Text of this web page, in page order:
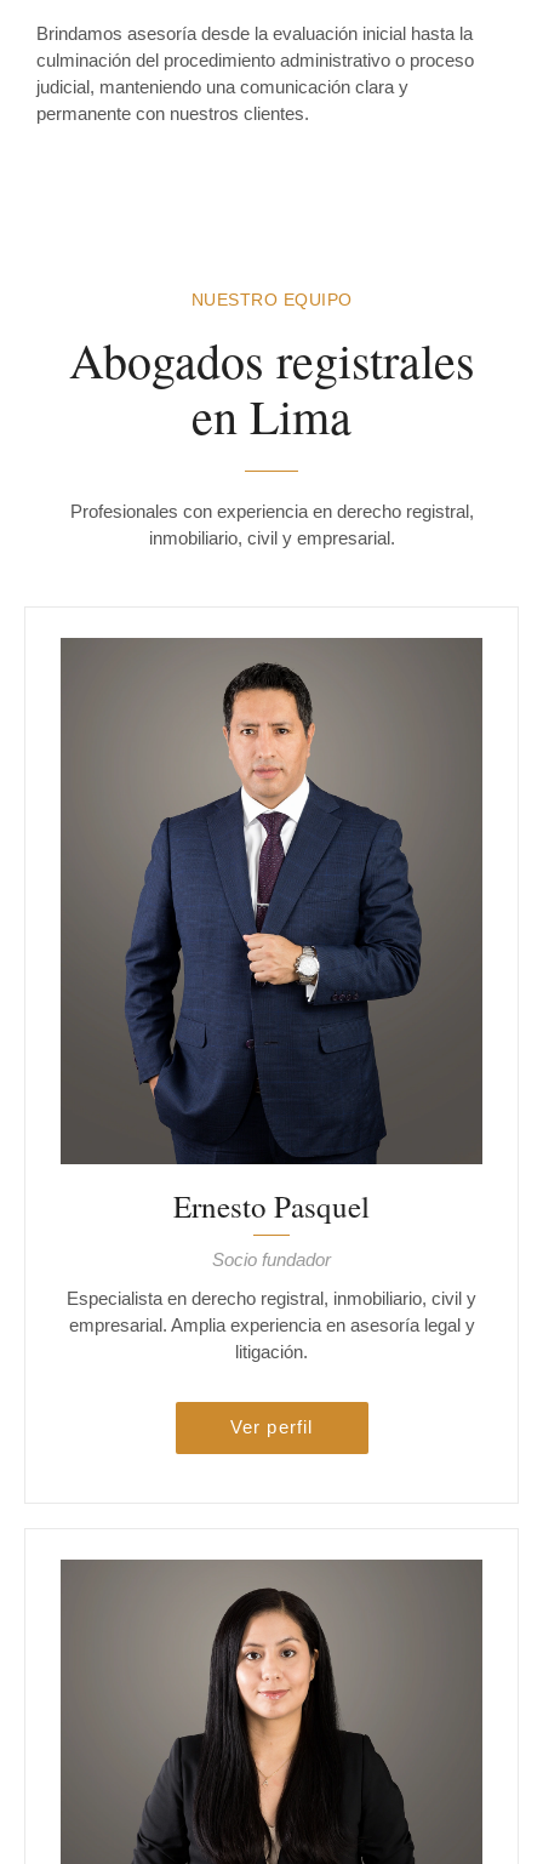
Brindamos asesoría desde la evaluación inicial hasta la
culminación del procedimiento administrativo o proceso
judicial, manteniendo una comunicación clara y
permanente con nuestros clientes.
NUESTRO EQUIPO
Abogados registrales
en Lima
Profesionales con experiencia en derecho registral,
inmobiliario, civil y empresarial.
Ernesto Pasquel
Socio fundador
Especialista en derecho registral, inmobiliario, civil y
empresarial. Amplia experiencia en asesoría legal y
litigación.
Ver perfil